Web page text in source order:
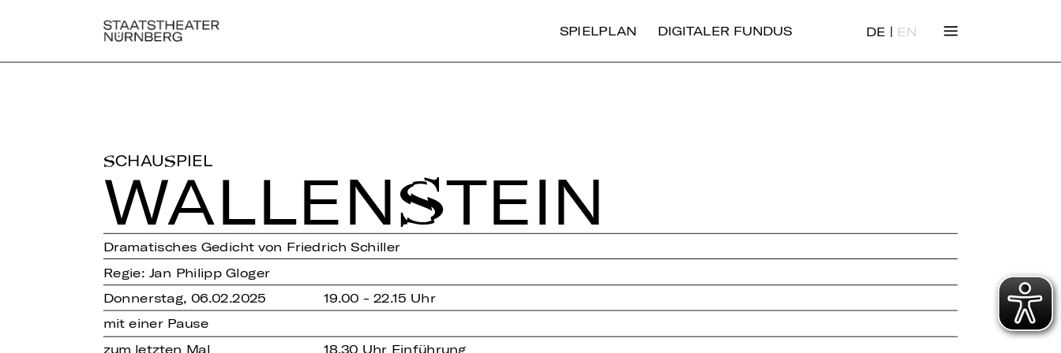
SPIELPLAN DIGITALER FUNDUS DE | EN
SCHAUSPIEL
WAL­LEN­STEIN
Dramatisches Gedicht von Friedrich Schiller
Regie: Jan Philipp Gloger
Donnerstag, 06.02.2025
19.00 - 22.15 Uhr
mit einer Pause
zum letzten Mal
18.30 Uhr Einführung